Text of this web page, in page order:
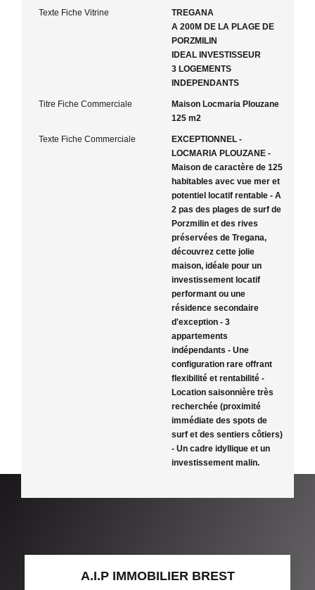
Texte Fiche Vitrine
TREGANA
A 200M DE LA PLAGE DE
PORZMILIN
IDEAL INVESTISSEUR
3 LOGEMENTS
INDEPENDANTS
Titre Fiche Commerciale
Maison Locmaria Plouzane
125 m2
Texte Fiche Commerciale
EXCEPTIONNEL -
LOCMARIA PLOUZANE -
Maison de caractère de 125
habitables avec vue mer et
potentiel locatif rentable - A
2 pas des plages de surf de
Porzmilin et des rives
préservées de Tregana,
découvrez cette jolie
maison, idéale pour un
investissement locatif
performant ou une
résidence secondaire
d'exception - 3
appartements
indépendants - Une
configuration rare offrant
flexibilité et rentabilité -
Location saisonnière très
recherchée (proximité
immédiate des spots de
surf et des sentiers côtiers)
- Un cadre idyllique et un
investissement malin.
A.I.P IMMOBILIER BREST